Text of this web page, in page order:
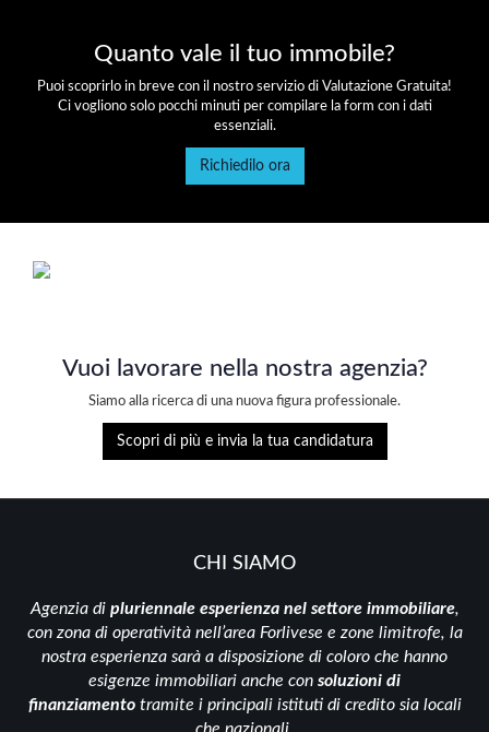
Quanto vale il tuo immobile?
Puoi scoprirlo in breve con il nostro servizio di Valutazione Gratuita!
Ci vogliono solo pocchi minuti per compilare la form con i dati
essenziali.
Richiedilo ora
Vuoi lavorare nella nostra agenzia?
Siamo alla ricerca di una nuova figura professionale.
Scopri di più e invia la tua candidatura
CHI SIAMO
Agenzia di pluriennale esperienza nel settore immobiliare,
con zona di operatività nell’area Forlivese e zone limitrofe, la
nostra esperienza sarà a disposizione di coloro che hanno
esigenze immobiliari anche con soluzioni di
finanziamentotramite i principali istituti di credito sia locali